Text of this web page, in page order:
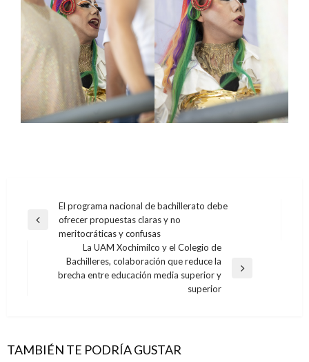
Navegación
de
Entrada
anterior
El programa nacional de bachillerato debe
ofrecer propuestas claras y no
meritocráticas y confusas
Entrada
La UAM Xochimilco y el Colegio de
Bachilleres, colaboración que reduce la
brecha entre educación media superior y
superior
TAMBIÉN TE PODRÍA GUSTAR